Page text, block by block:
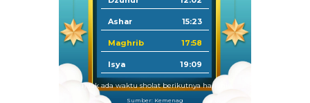
Ashar 15:23
Maghrib 17:58
Isya 19:09
Tidak ada waktu sholat berikutnya hari ini.
Sumber: Kemenag